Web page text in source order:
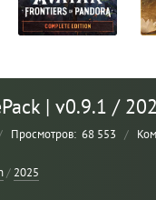
| v0.9.1 /
Просмотров: 68 553 /
/ 2025